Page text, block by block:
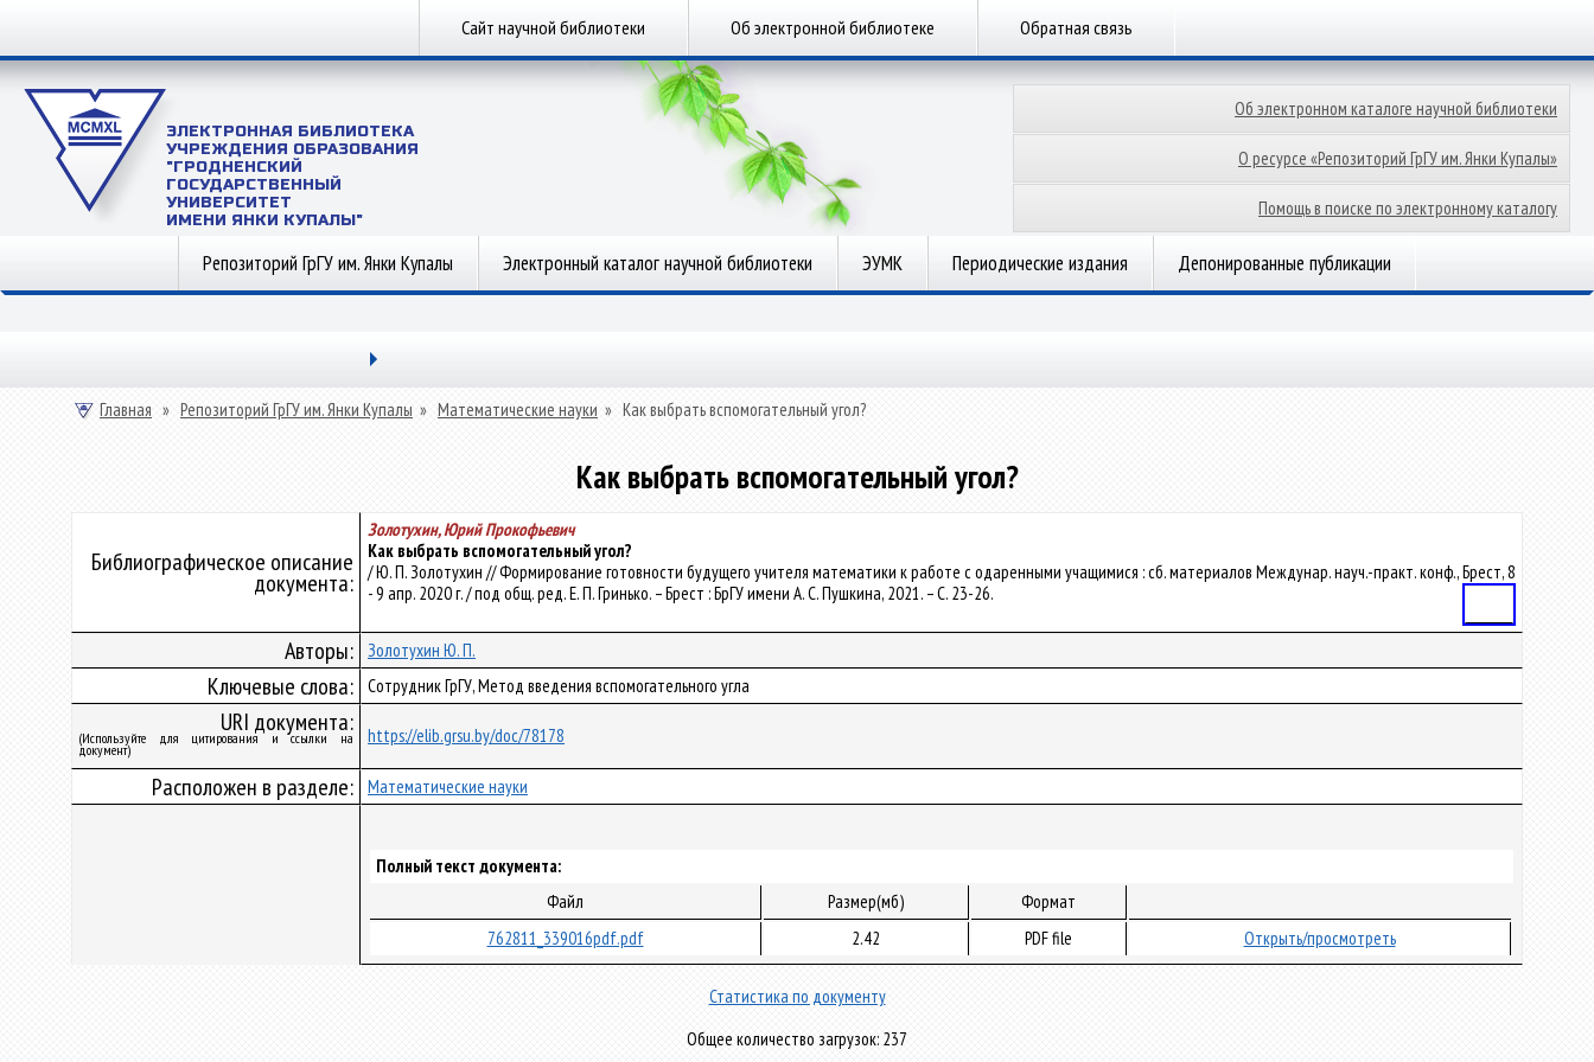
Сайт научной библиотеки Об электронной библиотеке Обратная связь
ЭЛЕКТРОННАЯ БИБЛИОТЕКА
УЧРЕЖДЕНИЯ ОБРАЗОВАНИЯ
"ГРОДНЕНСКИЙ
ГОСУДАРСТВЕННЫЙ
УНИВЕРСИТЕТ
ИМЕНИ ЯНКИ КУПАЛЫ"
Об электронном каталоге научной библиотеки
О ресурсе «Репозиторий ГрГУ им. Янки Купалы»
Помощь в поиске по электронному каталогу
Репозиторий ГрГУ им. Янки Купалы Электронный каталог научной библиотеки ЭУМК Периодические издания Депонированные публикации
Главная » Репозиторий ГрГУ им. Янки Купалы » Математические науки » Как выбрать вспомогательный угол?
Как выбрать вспомогательный угол?
Библиографическое описание
документа:
Золотухин, Юрий Прокофьевич
Как выбрать вспомогательный угол?
/ Ю. П. Золотухин // Формирование готовности будущего учителя математики к работе с одаренными учащимися : сб. материалов Междунар. науч.-практ. конф., Брест, 8
- 9 апр. 2020 г. / под общ. ред. Е. П. Гринько. – Брест : БрГУ имени А. С. Пушкина, 2021. – С. 23-26.
Авторы: Золотухин Ю. П.
Ключевые слова: Сотрудник ГрГУ, Метод введения вспомогательного угла
URI документа:
(Используйте для цитирования и ссылки на
документ)
https://elib.grsu.by/doc/78178
Расположен в разделе: Математические науки
Полный текст документа:
Файл
Размер(мб)
Формат
762811_339016pdf.pdf
2.42 PDF file Открыть/просмотреть
Статистика по документу
Общее количество загрузок: 237